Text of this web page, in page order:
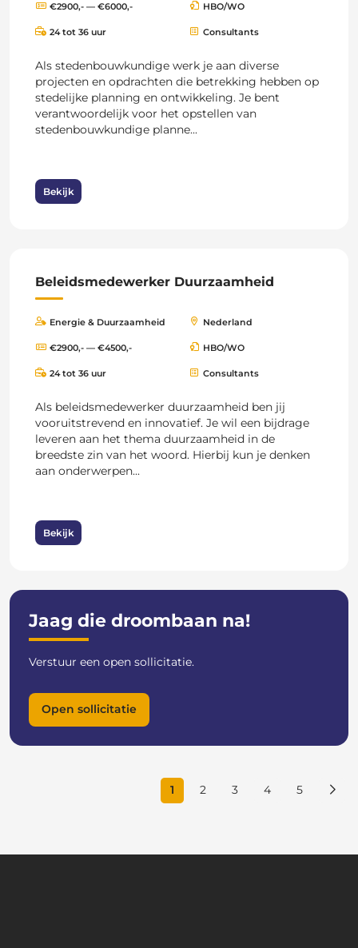
€2900,- — €6000,- HBO/WO
24 tot 36 uur Consultants
Als stedenbouwkundige werk je aan diverse
projecten en opdrachten die betrekking hebben op
stedelijke planning en ontwikkeling. Je bent
verantwoordelijk voor het opstellen van
stedenbouwkundige planne...
Bekijk
Beleidsmedewerker Duurzaamheid
Energie & Duurzaamheid Nederland
€2900,- — €4500,- HBO/WO
24 tot 36 uur Consultants
Als beleidsmedewerker duurzaamheid ben jij
vooruitstrevend en innovatief. Je wil een bijdrage
leveren aan het thema duurzaamheid in de
breedste zin van het woord. Hierbij kun je denken
aan onderwerpen...
Bekijk
Jaag die droombaan na!
Verstuur een open sollicitatie.
Open sollicitatie
1 2 3 4 5